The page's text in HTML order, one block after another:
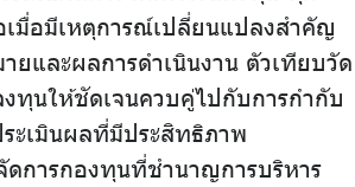
เมื่อมีเหตุการณ์เปลี่ยนแปลงสำคัญ
ยและผลการดำเนินงาน ตัวเทียบวัด
ทุนให้ชัดเจนควบคู่ไปกับการกำกับ
ะเมินผลที่มีประสิทธิภาพ
ดการกองทุนที่ชำนาญการบริหาร